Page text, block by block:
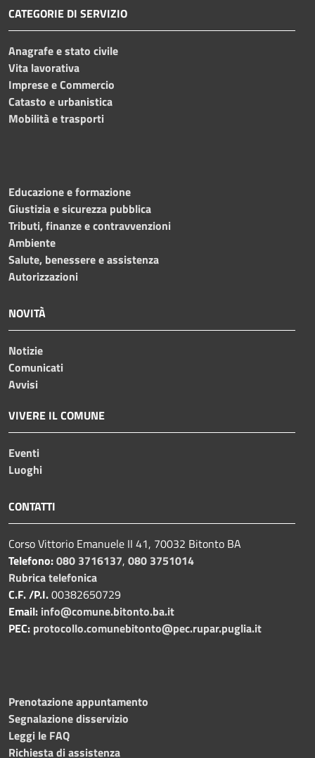
CATEGORIE DI SERVIZIO
Anagrafe e stato civile
Vita lavorativa
Imprese e Commercio
Catasto e urbanistica
Mobilità e trasporti
Educazione e formazione
Giustizia e sicurezza pubblica
Tributi, finanze e contravvenzioni
Ambiente
Salute, benessere e assistenza
Autorizzazioni
NOVITÀ
Notizie
Comunicati
Avvisi
VIVERE IL COMUNE
Eventi
Luoghi
CONTATTI
Corso Vittorio Emanuele II 41, 70032 Bitonto BA
Telefono:080 3716137, 080 3751014
Rubrica telefonica
C.F. /P.I.00382650729
Email: info@comune.bitonto.ba.it
PEC: protocollo.comunebitonto@pec.rupar.puglia.it
Prenotazione appuntamento
Segnalazione disservizio
Leggi le FAQ
Richiesta di assistenza